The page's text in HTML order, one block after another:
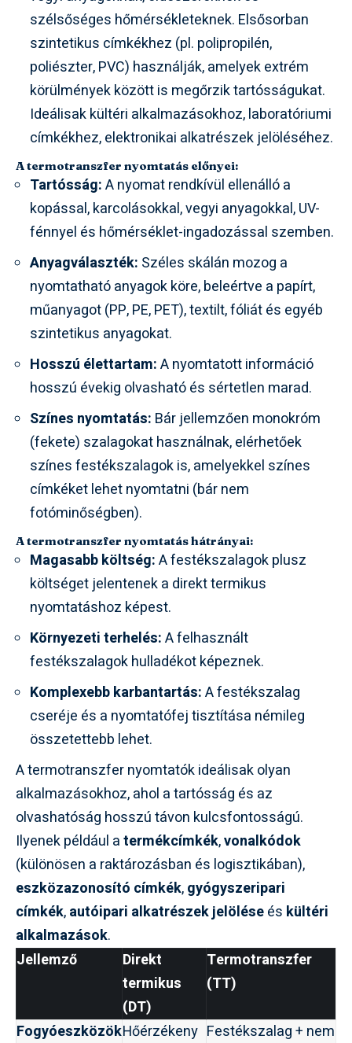
szélsőséges hőmérsékleteknek. Elsősorban
szintetikus címkékhez (pl. polipropilén,
poliészter, PVC) használják, amelyek extrém
körülmények között is megőrzik tartósságukat.
Ideálisak kültéri alkalmazásokhoz, laboratóriumi
címkékhez, elektronikai alkatrészek jelöléséhez.
A termotranszfer nyomtatás előnyei:
Tartósság:A nyomat rendkívül ellenálló a
kopással, karcolásokkal, vegyi anyagokkal, UV-
fénnyel és hőmérséklet-ingadozással szemben.
Anyagválaszték: Széles skálán mozog a
nyomtatható anyagok köre, beleértve a papírt,
műanyagot (PP, PE, PET), textilt, fóliát és egyéb
szintetikus anyagokat.
Hosszú élettartam:A nyomtatott információ
hosszú évekig olvasható és sértetlen marad.
Színes nyomtatás: Bár jellemzően monokróm
(fekete) szalagokat használnak, elérhetőek
színes festékszalagok is, amelyekkel színes
címkéket lehet nyomtatni (bár nem
fotóminőségben).
A termotranszfer nyomtatás hátrányai:
Magasabb költség:A festékszalagok plusz
költséget jelentenek a direkt termikus
nyomtatáshoz képest.
Környezeti terhelés:A felhasznált
festékszalagok hulladékot képeznek.
Komplexebb karbantartás:A festékszalag
cseréje és a nyomtatófej tisztítása némileg
összetettebb lehet.
A termotranszfer nyomtatók ideálisak olyan
alkalmazásokhoz, ahol a tartósság és az
olvashatóság hosszú távon kulcsfontosságú.
Ilyenek például atermékcímkék,vonalkódok
(különösen a raktározásban és logisztikában),
eszközazonosító címkék,gyógyszeripari
címkék,autóipari alkatrészek jelöléseés kültéri
alkalmazások.
Jellemző
Direkt
termikus
(DT)
Termotranszfer
(TT)
FogyóeszközökHőérzékeny Festékszalag + nem